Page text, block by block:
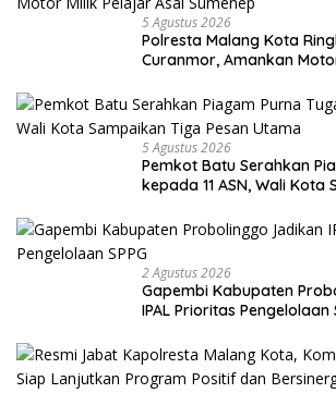
5 Agustus 2026
Polresta Malang Kota
Curanmor, Amankan
5 Agustus 2026
Pemkot Batu Serahkan
kepada 11 ASN, Wali Kota
2 Agustus 2026
Gapembi Kabupaten
IPAL Prioritas Pengelolaan